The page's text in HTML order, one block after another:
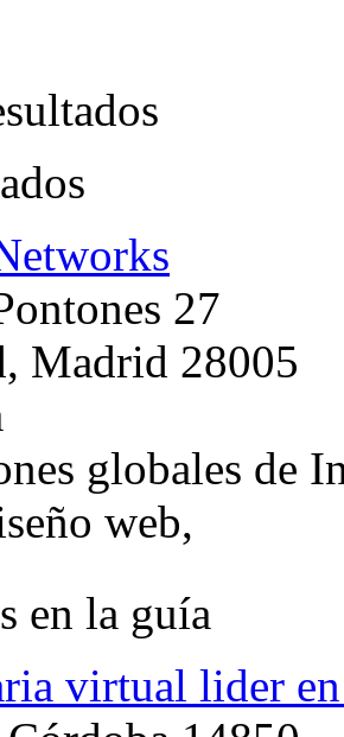
27
Madrid 28005
globales de
web,
en la guía
virtual lider